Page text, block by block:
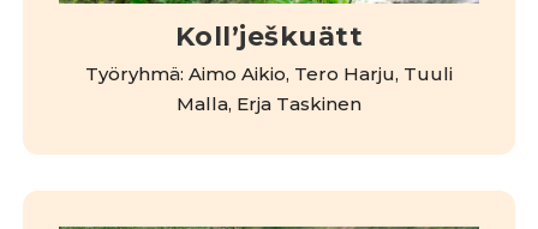
Kollʼješkuätt
Työryhmä: Aimo Aikio, Tero Harju, Tuuli
Malla, Erja Taskinen